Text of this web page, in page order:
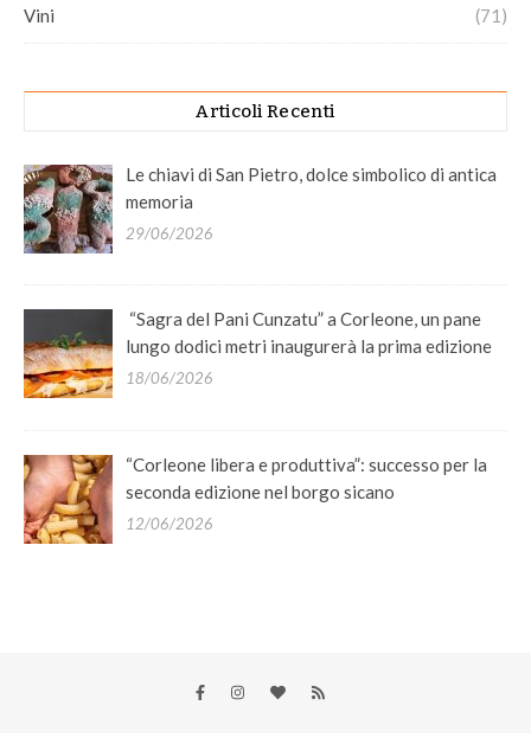
Vini (71)
Articoli Recenti
Le chiavi di San Pietro, dolce simbolico di antica
memoria
29/06/2026
“Sagra del Pani Cunzatu” a Corleone, un pane
lungo dodici metri inaugurerà la prima edizione
18/06/2026
“Corleone libera e produttiva”: successo per la
seconda edizione nel borgo sicano
12/06/2026